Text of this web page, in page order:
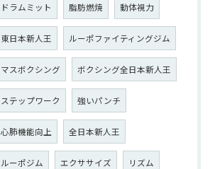
ドラムミット 脂肪燃焼 動体視力
東日本新人王 ルーポファイティングジム
マスボクシング ボクシング全日本新人王
ステップワーク 強いパンチ
心肺機能向上 全日本新人王
ルーポジム エクササイズ リズム